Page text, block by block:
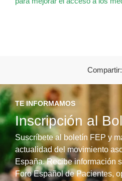
Compartir:
TE INFORMAMOS
Inscripción al
Suscríbete al boletín FEP y
actualidad del movimiento
España. Recibe información
Foro Español de Pacientes,